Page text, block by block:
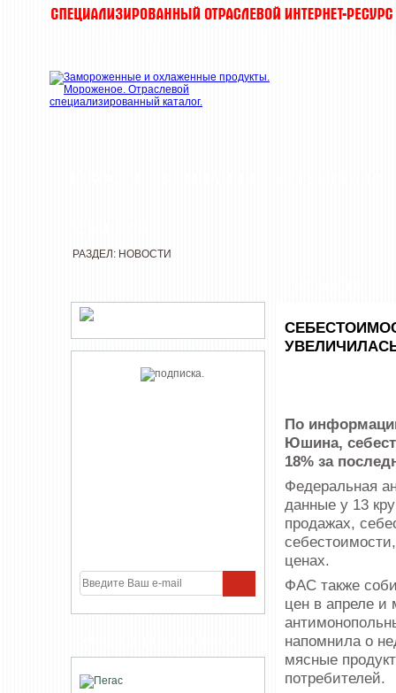
РАЗДЕЛ: НОВОСТИ
По
Юшина,
18% за
Федеральная
данные у 13
продажах,
ценах.
ФАС также
цен в апреле и
напомнила о
мясные
потребителей.